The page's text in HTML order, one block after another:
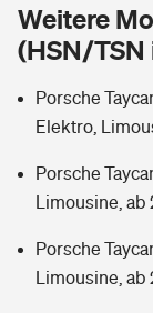
Hochwasser-
Wer versichert
Sie haben
Private
Zur Übersicht
Tools
Kinderunfall-
Rentenrechner:
Weitere
(HSN/
Porsche
Elektro,
Porsche
Limousine, ab
Porsche
Limousine, ab